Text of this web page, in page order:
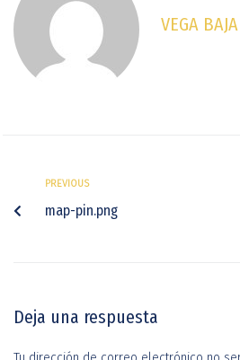
VEGA
PREVIOUS
map-pin.png
Deja una respuesta